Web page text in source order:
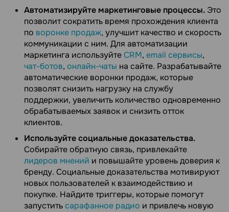
Автоматизируйте маркетинговые процессы. Это
позволит сократить время прохождения клиента
по воронке продаж, улучшит качество и скорость
коммуникации с ним. Для автоматизации
маркетинга используйтеCRM, email сервисы,
чат-ботов, онлайн-чаты на сайте. Разрабатывайте
автоматические воронки продаж, которые
позволят снизить нагрузку на службу
поддержки, увеличить количество одновременно
обрабатываемых заявок и снизить отток
клиентов.
Используйте социальные доказательства.
Собирайте обратную связь, привлекайте
лидеров мнений и повышайте уровень доверия к
бренду. Социальные доказательства мотивируют
новых пользователей к взаимодействию и
покупке. Найдите триггеры, которые помогут
запуститьсарафанное радио и привлечь новую